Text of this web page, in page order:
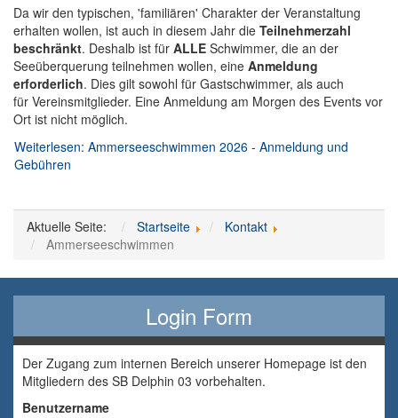
Da wir den typischen, 'familiären' Charakter der Veranstaltung
erhalten wollen, ist auch in diesem Jahr die Teilnehmerzahl
beschränkt. Deshalb ist für ALLE Schwimmer, die an der
Seeüberquerung teilnehmen wollen, eine Anmeldung
erforderlich. Dies gilt sowohl für Gastschwimmer, als auch
für Vereinsmitglieder. Eine Anmeldung am Morgen des Events vor
Ort ist nicht möglich.
Weiterlesen: Ammerseeschwimmen 2026 - Anmeldung und
Gebühren
Aktuelle Seite: Startseite
Kontakt
Ammerseeschwimmen
Login Form
Der Zugang zum internen Bereich unserer Homepage ist den
Mitgliedern des SB Delphin 03 vorbehalten.
Benutzername